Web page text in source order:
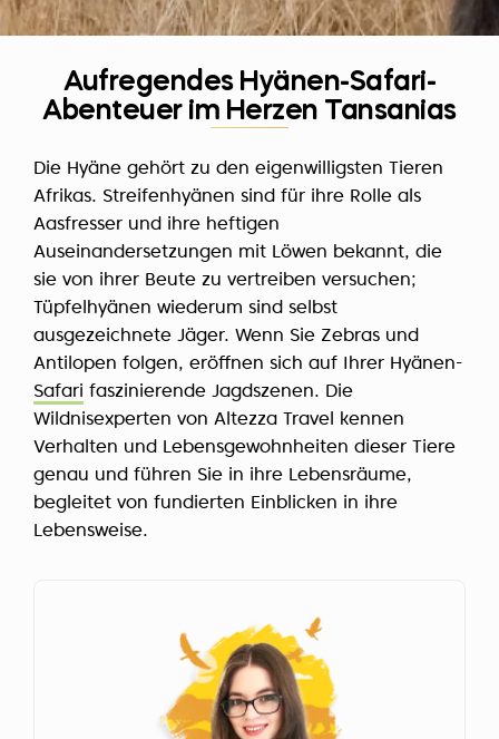
Aufregendes Hyänen-Safari-
Abenteuer im Herzen Tansanias
Die Hyäne gehört zu den eigenwilligsten Tieren
Afrikas. Streifenhyänen sind für ihre Rolle als
Aasfresser und ihre heftigen
Auseinandersetzungen mit Löwen bekannt, die
sie von ihrer Beute zu vertreiben versuchen;
Tüpfelhyänen wiederum sind selbst
ausgezeichnete Jäger. Wenn Sie Zebras und
Antilopen folgen, eröffnen sich auf Ihrer Hyänen-
Safari faszinierende Jagdszenen. Die
Wildnisexperten von Altezza Travel kennen
Verhalten und Lebensgewohnheiten dieser Tiere
genau und führen Sie in ihre Lebensräume,
begleitet von fundierten Einblicken in ihre
Lebensweise.